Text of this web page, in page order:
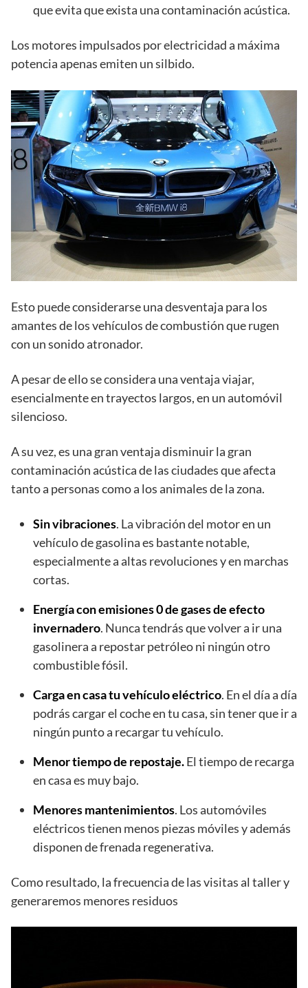
que evita que exista una contaminación acústica.
Los motores impulsados por electricidad a máxima
potencia apenas emiten un silbido.
Esto puede considerarse una desventaja para los
amantes de los vehículos de combustión que rugen
con un sonido atronador.
A pesar de ello se considera una ventaja viajar,
esencialmente en trayectos largos, en un automóvil
silencioso.
A su vez, es una gran ventaja disminuir la gran
contaminación acústica de las ciudades que afecta
tanto a personas como a los animales de la zona.
Sin vibraciones. La vibración del motor en un
vehículo de gasolina es bastante notable,
especialmente a altas revoluciones y en marchas
cortas.
Energía con emisiones 0 de gases de efecto
invernadero. Nunca tendrás que volver a ir una
gasolinera a repostar petróleo ni ningún otro
combustible fósil.
Carga en casa tu vehículo eléctrico. En el día a día
podrás cargar el coche en tu casa, sin tener que ir a
ningún punto a recargar tu vehículo.
Menor tiempo de repostaje.El tiempo de recarga
en casa es muy bajo.
Menores mantenimientos. Los automóviles
eléctricos tienen menos piezas móviles y además
disponen de frenada regenerativa.
Como resultado, la frecuencia de las visitas al taller y
generaremos menores residuos